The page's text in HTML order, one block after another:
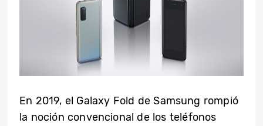
En 2019, el Galaxy Fold de Samsung rompió
la noción convencional de los teléfonos